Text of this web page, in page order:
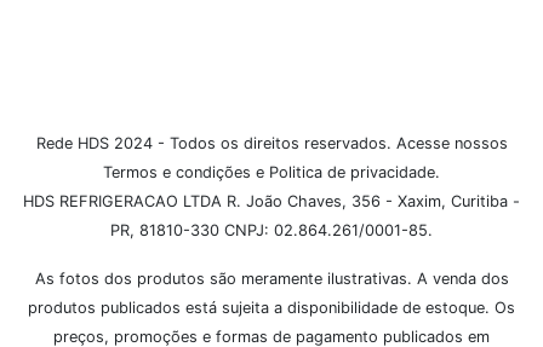
Rede HDS 2024 - Todos os direitos reservados. Acesse nossos
Termos e condições e Politica de privacidade.
HDS REFRIGERACAO LTDA R. João Chaves, 356 - Xaxim, Curitiba -
PR, 81810-330 CNPJ: 02.864.261/0001-85.
As fotos dos produtos são meramente ilustrativas. A venda dos
produtos publicados está sujeita a disponibilidade de estoque. Os
preços, promoções e formas de pagamento publicados em